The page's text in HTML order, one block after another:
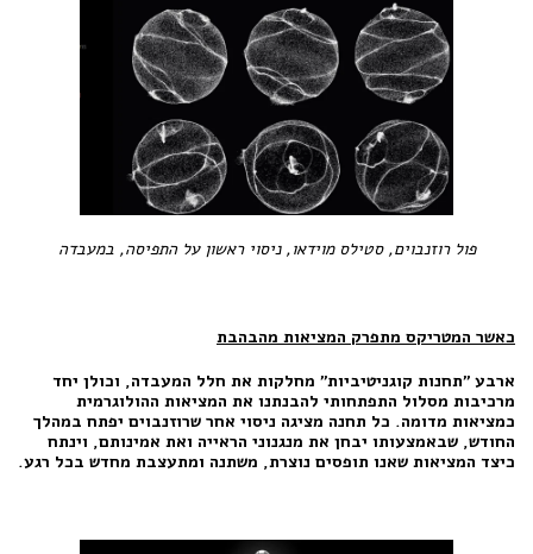
פול רוזנבוים, סטילס מוידאו, ניסוי ראשון על התפיסה, במעבדה
כאשר המטריקס מתפרק המציאות מהבהבת
ארבע "תחנות קוגניטיביות" מחלקות את חלל המעבדה, וכולן יחד
מרכיבות מסלול התפתחותי להבנתנו את המציאות ההולוגרמית
כמציאות מדומה. כל תחנה מציגה ניסוי אחר שרוזנבוים יפתח במהלך
החודש, שבאמצעותו יבחן את מנגנוני הראייה ואת אמינותם, וינתח
כיצד המציאות שאנו תופסים נוצרת, משתנה ומתעצבת מחדש בכל רגע.